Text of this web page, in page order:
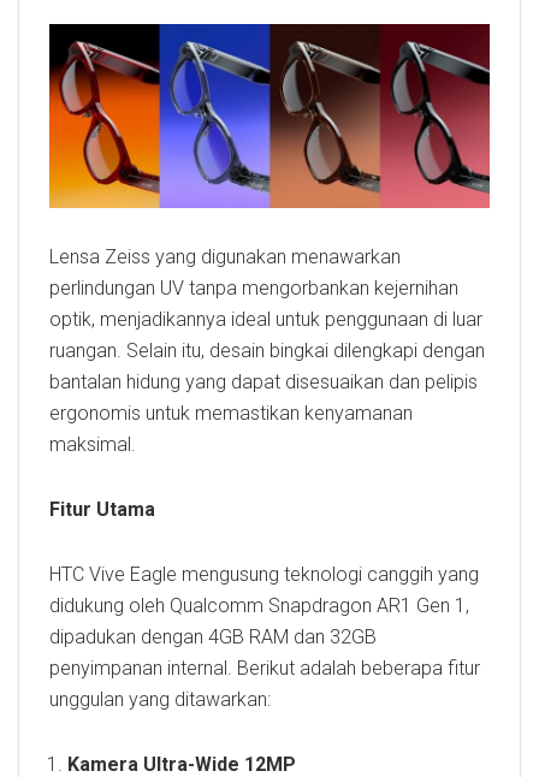
Lensa Zeiss yang digunakan menawarkan
perlindungan UV tanpa mengorbankan kejernihan
optik, menjadikannya ideal untuk penggunaan di luar
ruangan. Selain itu, desain bingkai dilengkapi dengan
bantalan hidung yang dapat disesuaikan dan pelipis
ergonomis untuk memastikan kenyamanan
maksimal.
Fitur Utama
HTC Vive Eagle mengusung teknologi canggih yang
didukung oleh Qualcomm Snapdragon AR1 Gen 1,
dipadukan dengan 4GB RAM dan 32GB
penyimpanan internal. Berikut adalah beberapa fitur
unggulan yang ditawarkan:
Kamera Ultra-Wide 12MP